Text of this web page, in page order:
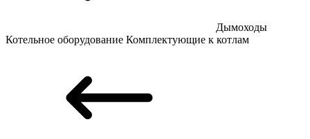
Дымоходы
Котельное оборудование Комплектующие к котлам